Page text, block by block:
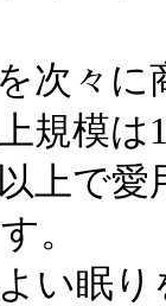
次々
規模は
上で
。
い眠